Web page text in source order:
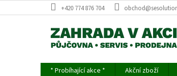
na
+420 774 876 704
* Probíhající akce * Akční zboží